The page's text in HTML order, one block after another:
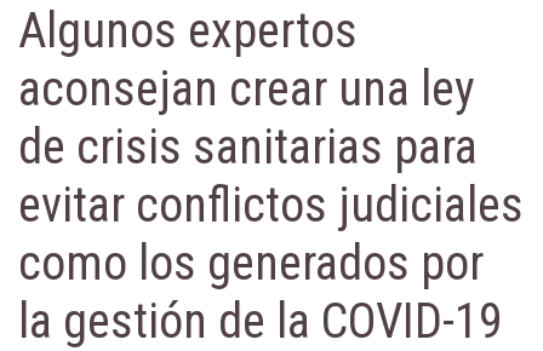
Algunos expertos
aconsejan crear una ley
de crisis sanitarias para
evitar conflictos judiciales
como los generados por
la gestión de la COVID-19